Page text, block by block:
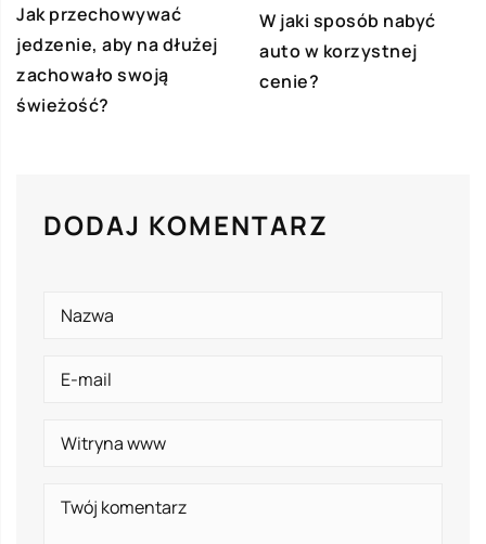
Jak przechowywać
jedzenie, aby na dłużej
zachowało swoją
świeżość?
W jaki sposób nabyć
auto w korzystnej
cenie?
DODAJ KOMENTARZ